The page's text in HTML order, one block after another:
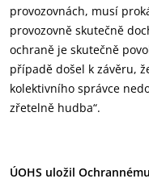
provozovnách, musí
provozovně skutečně
ochraně je skutečně
případě došel k závěru,
kolektivního správce
zřetelně hudba“.
ÚOHS uložil